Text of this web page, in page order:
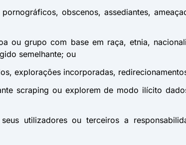
obscenos, assediantes,
ou grupo com base em raça, etnia,
semelhante; ou
explorações incorporadas,
scraping ou explorem de modo ilícito
utilizadores ou terceiros a